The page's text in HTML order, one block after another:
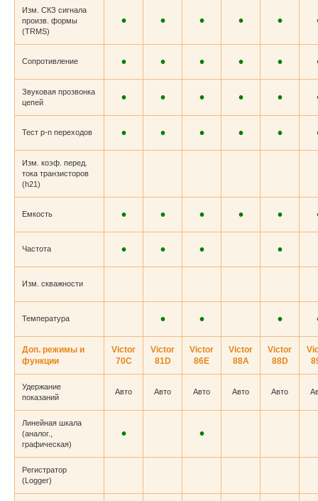
Изм. СКЗ сигнала
произв. формы
(TRMS)
• • • • •
Сопротивление • • • • •
Звуковая прозвонка
цепей
• • • • •
Тест p-n переходов • • • • •
Изм. коэф. перед.
тока транзисторов
(h21)
Емкость • • • • •
Частота • • • •
Изм. скважности
Температура • • •
Доп. режимы и
функции
Victor
70C
Victor
81D
Victor
86E
Victor
88A
Victor
88D
Удержание
показаний
Авто Авто Авто Авто Авто
Линейная шкала
(аналог.,
графическая)
• •
Регистратор
(Logger)